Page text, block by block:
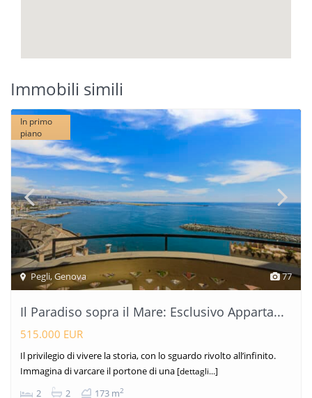
Immobili simili
77
Pegli,Genova
In primo
piano
Il Paradiso sopra il Mare: Esclusivo Apparta...
515.000 EUR
Il privilegio di vivere la storia, con lo sguardo rivolto all’infinito.
Immagina di varcare il portone di una [dettagli...]
2 2 173 m2